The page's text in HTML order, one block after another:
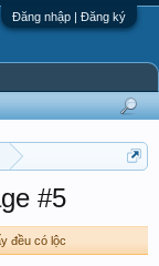
Đăng nhập | Đăng ký
tuần ai nấy đều có lộc
#5
đều có lộc